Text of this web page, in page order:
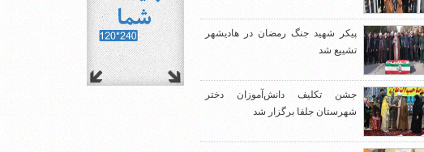
پیکر شهید جنگ رمضان در هادیشهر
تشییع شد
جشن تکلیف دانش‌آموزان دختر
شهرستان جلفا برگزار شد